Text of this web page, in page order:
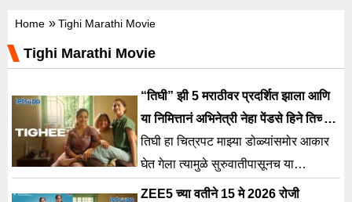
Home »Tighi Marathi Movie
Tighi Marathi Movie
“तिघी” झी 5 मराठीवर प्रदर्शित झाला आणि
या निमित्तानं अभिनेत्री नेहा पेंडसे हिने तिच्या
खास भावना व्यक्त केल्या
तिघी हा चित्रपट माझ्या डोळ्यांसमोर आकार
घेत गेला त्यामुळे सुरुवातीपासूनच या
प्रवासाचा भाग होणं खूप खास होतं.
ZEE5 च्या वतीने 15 मे 2026 रोजी